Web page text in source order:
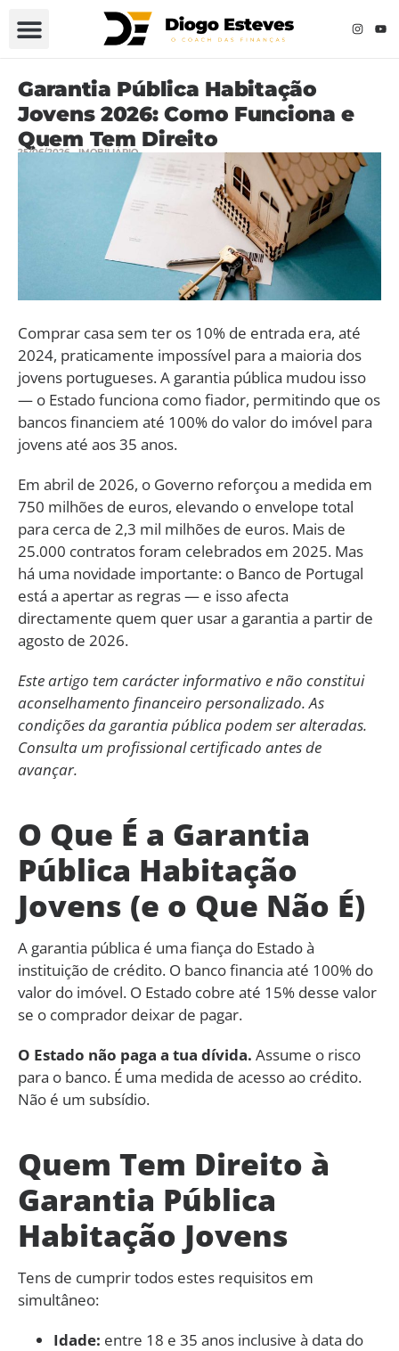
Garantia Pública Habitação
Jovens 2026: Como Funciona e
Quem Tem Direito
25/06/2026 IMOBILIÁRIO
Comprar casa sem ter os 10% de entrada era, até
2024, praticamente impossível para a maioria dos
jovens portugueses. A garantia pública mudou isso
— o Estado funciona como fiador, permitindo que os
bancos financiem até 100% do valor do imóvel para
jovens até aos 35 anos.
Em abril de 2026, o Governo reforçou a medida em
750 milhões de euros, elevando o envelope total
para cerca de 2,3 mil milhões de euros. Mais de
25.000 contratos foram celebrados em 2025. Mas
há uma novidade importante: o Banco de Portugal
está a apertar as regras — e isso afecta
directamente quem quer usar a garantia a partir de
agosto de 2026.
Este artigo tem carácter informativo e não constitui
aconselhamento financeiro personalizado. As
condições da garantia pública podem ser alteradas.
Consulta um profissional certificado antes de
avançar.
O Que É a Garantia
Pública Habitação
Jovens (e o Que Não É)
A garantia pública é uma fiança do Estado à
instituição de crédito. O banco financia até 100% do
valor do imóvel. O Estado cobre até 15% desse valor
se o comprador deixar de pagar.
O Estado não paga a tua dívida. Assume o risco
para o banco. É uma medida de acesso ao crédito.
Não é um subsídio.
Quem Tem Direito à
Garantia Pública
Habitação Jovens
Tens de cumprir todos estes requisitos em
simultâneo:
Idade: entre 18 e 35 anos inclusive à data do